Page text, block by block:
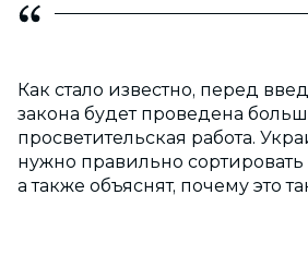
Как стало известно, перед
закона будет проведена
просветительская работа.
нужно правильно
а также объяснят, почему это